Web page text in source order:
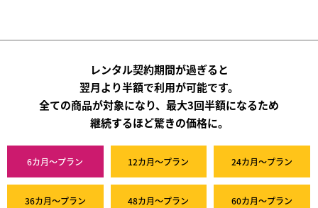
レンタル契約期間が過ぎると
翌月より半額で利用が可能です。
全ての商品が対象になり、最大3回半額になるため
継続するほど驚きの価格に。
6カ月～プラン 12カ月～プラン 24カ月～プラン
36カ月～プラン 48カ月～プラン 60カ月～プラン